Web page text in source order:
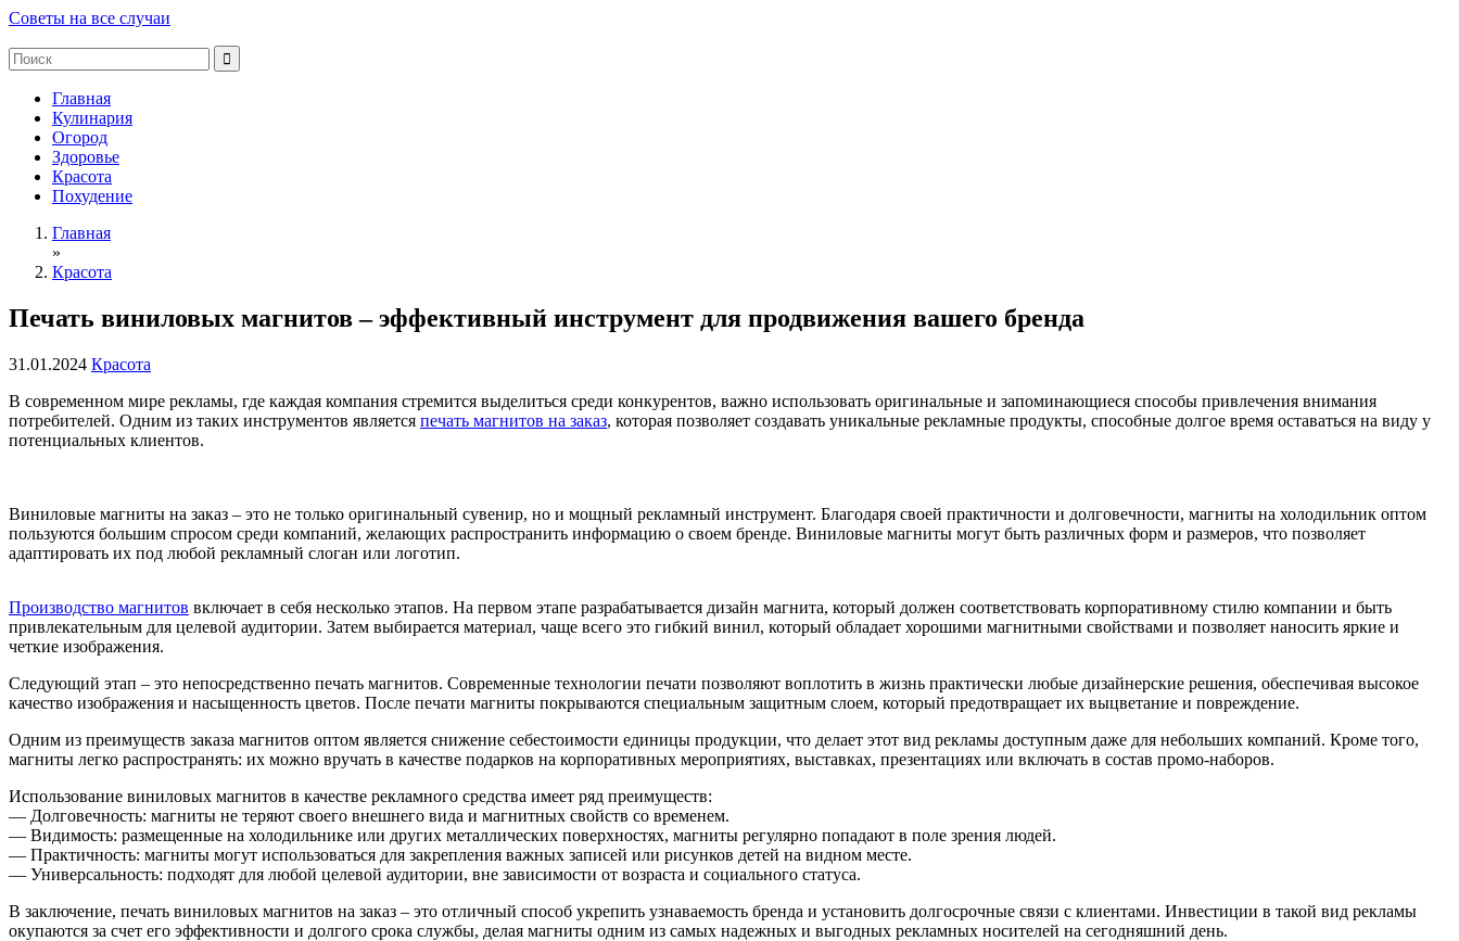
Советы на все случаи
Главная
Кулинария
Огород
Здоровье
Красота
Похудение
Главная
»
Красота
Печать виниловых магнитов – эффективный инструмент для продвижения вашего бренда
31.01.2024 Красота
В современном мире рекламы, где каждая компания стремится выделиться среди конкурентов, важно использовать оригинальные и запоминающиеся способы привлечения внимания
потребителей. Одним из таких инструментов является печать магнитов на заказ, которая позволяет создавать уникальные рекламные продукты, способные долгое время оставаться на виду у
потенциальных клиентов.
Виниловые магниты на заказ – это не только оригинальный сувенир, но и мощный рекламный инструмент. Благодаря своей практичности и долговечности, магниты на холодильник оптом
пользуются большим спросом среди компаний, желающих распространить информацию о своем бренде. Виниловые магниты могут быть различных форм и размеров, что позволяет
адаптировать их под любой рекламный слоган или логотип.
Производство магнитов включает в себя несколько этапов. На первом этапе разрабатывается дизайн магнита, который должен соответствовать корпоративному стилю компании и быть
привлекательным для целевой аудитории. Затем выбирается материал, чаще всего это гибкий винил, который обладает хорошими магнитными свойствами и позволяет наносить яркие и
четкие изображения.
Следующий этап – это непосредственно печать магнитов. Современные технологии печати позволяют воплотить в жизнь практически любые дизайнерские решения, обеспечивая высокое
качество изображения и насыщенность цветов. После печати магниты покрываются специальным защитным слоем, который предотвращает их выцветание и повреждение.
Одним из преимуществ заказа магнитов оптом является снижение себестоимости единицы продукции, что делает этот вид рекламы доступным даже для небольших компаний. Кроме того,
магниты легко распространять: их можно вручать в качестве подарков на корпоративных мероприятиях, выставках, презентациях или включать в состав промо-наборов.
Использование виниловых магнитов в качестве рекламного средства имеет ряд преимуществ:
— Долговечность: магниты не теряют своего внешнего вида и магнитных свойств со временем.
— Видимость: размещенные на холодильнике или других металлических поверхностях, магниты регулярно попадают в поле зрения людей.
— Практичность: магниты могут использоваться для закрепления важных записей или рисунков детей на видном месте.
— Универсальность: подходят для любой целевой аудитории, вне зависимости от возраста и социального статуса.
В заключение, печать виниловых магнитов на заказ – это отличный способ укрепить узнаваемость бренда и установить долгосрочные связи с клиентами. Инвестиции в такой вид рекламы
окупаются за счет его эффективности и долгого срока службы, делая магниты одним из самых надежных и выгодных рекламных носителей на сегодняшний день.